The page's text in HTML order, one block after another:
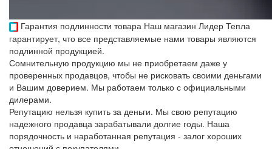
Гарантия подлинности товара Наш магазин Лидер Тепла
гарантирует, что все представляемые нами товары являются
подлинной продукцией.
Сомнительную продукцию мы не приобретаем даже у
проверенных продавцов, чтобы не рисковать своими деньгами
и Вашим доверием. Мы работаем только с официальными
дилерами.
Репутацию нельзя купить за деньги. Мы свою репутацию
надежного продавца зарабатывали долгие годы. Наша
порядочность и наработанная репутация - залог хороших